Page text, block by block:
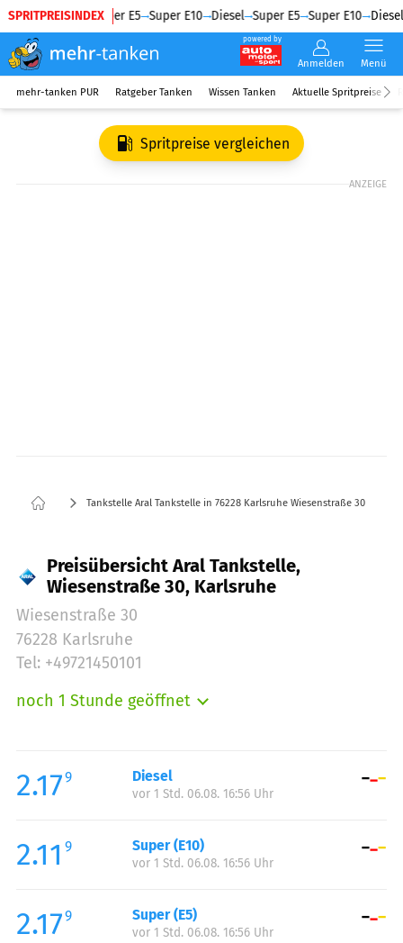
SPRITPREISINDEX
Diesel Super E5 Super E10 Diesel Super E5 Super E10 Diesel
powered by
Anmelden Menü
mehr-tanken PUR Ratgeber Tanken Wissen Tanken Aktuelle Spritpreise
Spritpreise vergleichen
ANZEIGE
Tankstelle Aral Tankstelle in 76228 Karlsruhe Wiesenstraße 30
Preisübersicht Aral Tankstelle,
Wiesenstraße 30, Karlsruhe
Wiesenstraße 30
76228 Karlsruhe
Tel: +49721450101
noch 1 Stunde geöffnet
Mittwoch:
05:30-22:00
Donnerstag:
Samstag:
06:00-22:00
Sonntag:
2.179 Diesel
vor 1 Std. 06.08. 16:56 Uhr
2.11 9 Super (E10)
vor 1 Std. 06.08. 16:56 Uhr
2.179 Super (E5)
vor 1 Std. 06.08. 16:56 Uhr